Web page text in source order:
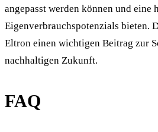
angepasst werden können und eine
Eigenverbrauchspotenzials bieten.
Eltron einen wichtigen Beitrag zur
nachhaltigen Zukunft.
FAQ